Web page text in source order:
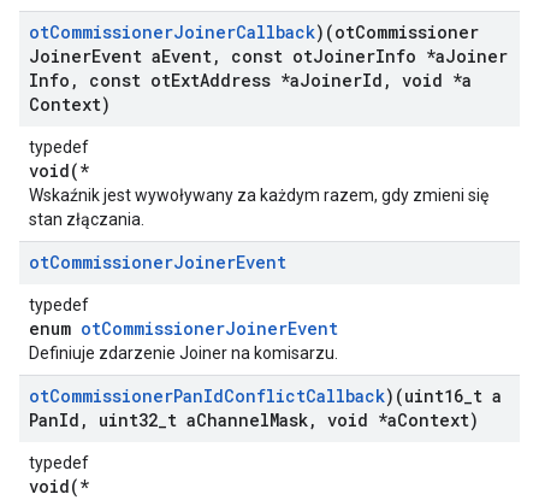
otCommissionerJoinerCallback)(otCommissioner
JoinerEvent aEvent, const otJoinerInfo *aJoiner
Info , const otExtAddress *aJoinerId , void *a
Context)
typedef
void(*
Wskaźnik jest wywoływany za każdym razem, gdy zmieni się
stan złączania.
otCommissionerJoinerEvent
typedef
enum otCommissionerJoinerEvent
Definiuje zdarzenie Joiner na komisarzu.
otCommissionerPanIdConflictCallback)(uint16 t a
PanId , uint32 t aChannelMask, void *aContext)
typedef
void(*